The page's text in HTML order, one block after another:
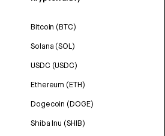
Bitcoin (BTC)
Solana (SOL)
USDC (USDC)
Ethereum (ETH)
Dogecoin (DOGE)
Shiba Inu (SHIB)